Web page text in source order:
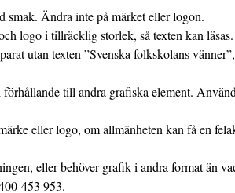
smak. Ändra inte på märket eller logon.
logo i tillräcklig storlek, så texten kan läsas.
utan texten ”Svenska folkskolans
till andra grafiska element.
eller logo, om allmänheten kan få en
eller behöver grafik i andra format än
453 953.